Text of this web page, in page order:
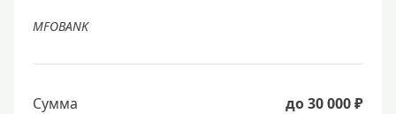
MFOBANK
Сумма
до 30 000 ₽